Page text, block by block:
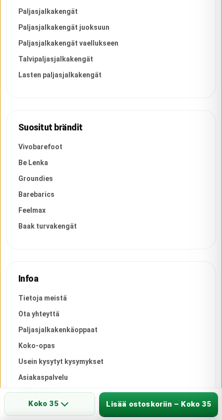
Koko 35 Lisää ostoskoriin – Koko 35
Paljasjalkakengät
Paljasjalkakengät juoksuun
Paljasjalkakengät vaellukseen
Talvipaljasjalkakengät
Lasten paljasjalkakengät
Suositut brändit
Vivobarefoot
Be Lenka
Groundies
Barebarics
Feelmax
Baak turvakengät
Infoa
Tietoja meistä
Ota yhteyttä
Paljasjalkakenkäoppaat
Koko-opas
Usein kysytyt kysymykset
Asiakaspalvelu
Palautukset
Toimitusehdot